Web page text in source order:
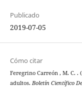
Publicado
2019-07-05
Cómo citar
Feregrino Carreón , M. C. .
adultos. Boletín Científico